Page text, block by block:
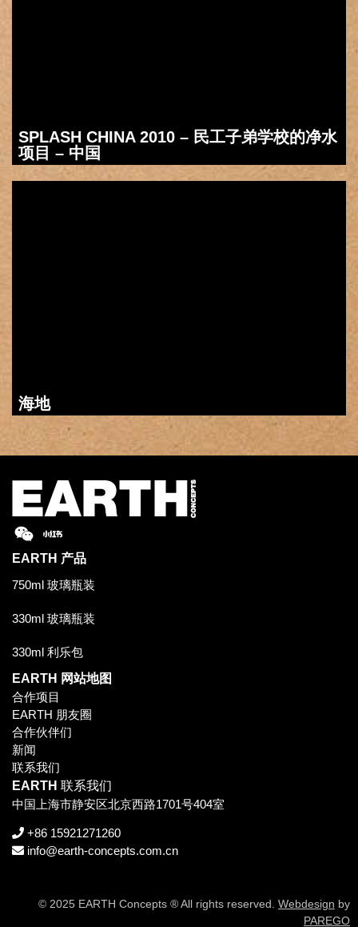
SPLASH CHINA 2010 – 民工子弟学校的净水
项目 – 中国
海地
EARTH 产品
750ml 玻璃瓶装
330ml 玻璃瓶装
330ml 利乐包
EARTH 网站地图
合作项目
EARTH 朋友圈
合作伙伴们
新闻
联系我们
EARTH 联系我们
中国上海市静安区北京西路1701号404室
+86 15921271260
info@earth-concepts.com.cn
© 2025 EARTH Concepts ® All rights reserved. Webdesign by
PAREGO